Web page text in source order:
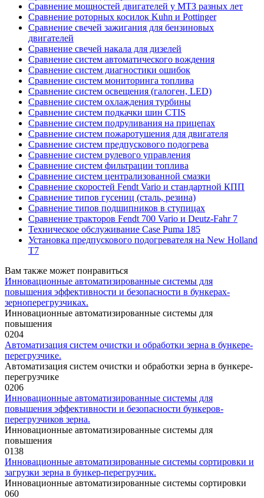
Сравнение мощностей двигателей у МТЗ разных лет
Сравнение роторных косилок Kuhn и Pottinger
Сравнение свечей зажигания для бензиновых
двигателей
Сравнение свечей накала для дизелей
Сравнение систем автоматического вождения
Сравнение систем диагностики ошибок
Сравнение систем мониторинга топлива
Сравнение систем освещения (галоген, LED)
Сравнение систем охлаждения турбины
Сравнение систем подкачки шин CTIS
Сравнение систем подруливания на прицепах
Сравнение систем пожаротушения для двигателя
Сравнение систем предпускового подогрева
Сравнение систем рулевого управления
Сравнение систем фильтрации топлива
Сравнение систем централизованной смазки
Сравнение скоростей Fendt Vario и стандартной КПП
Сравнение типов гусениц (сталь, резина)
Сравнение типов подшипников в ступицах
Сравнение тракторов Fendt 700 Vario и Deutz-Fahr 7
Техническое обслуживание Case Puma 185
Установка предпускового подогревателя на New Holland
T7
Вам также может понравиться
Инновационные автоматизированные системы для
повышения эффективности и безопасности в бункерах-
зерноперегрузчиках.
Инновационные автоматизированные системы для
повышения
0204
Автоматизация систем очистки и обработки зерна в бункере-
перегрузчике.
Автоматизация систем очистки и обработки зерна в бункере-
перегрузчике
0206
Инновационные автоматизированные системы для
повышения эффективности и безопасности бункеров-
перегрузчиков зерна.
Инновационные автоматизированные системы для
повышения
0138
Инновационные автоматизированные системы сортировки и
загрузки зерна в бункер-перегрузчик.
Инновационные автоматизированные системы сортировки
060